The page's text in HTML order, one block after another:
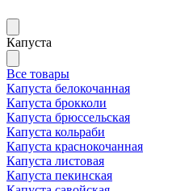
Капуста
Все товары
Капуста белокочанная
Капуста брокколи
Капуста брюссельская
Капуста кольраби
Капуста краснокочанная
Капуста листовая
Капуста пекинская